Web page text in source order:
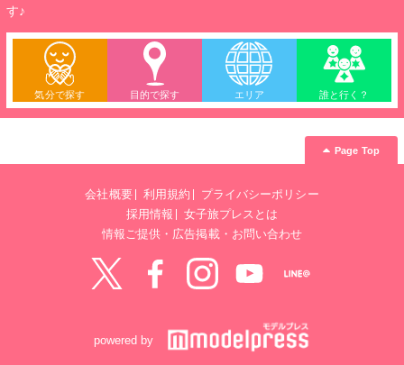
す♪
気分で探す 目的で探す エリア 誰と行く？
Page Top
会社概要 利用規約
プライバシーポリシー
採用情報
女子旅プレスとは
情報ご提供・広告掲載・お問い合わせ
powered by